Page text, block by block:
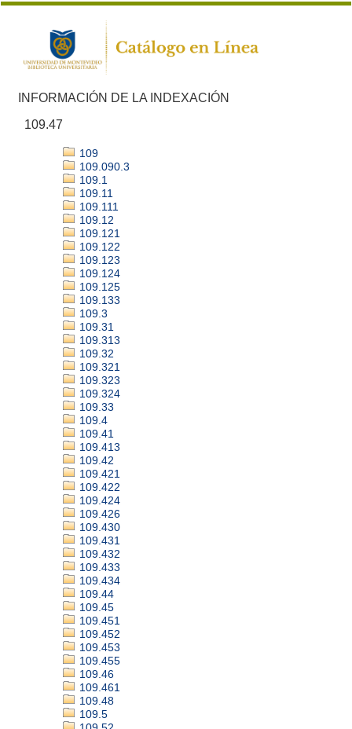
INFORMACIÓN DE LA INDEXACIÓN
109.47
109
109.090.3
109.1
109.11
109.111
109.12
109.121
109.122
109.123
109.124
109.125
109.133
109.3
109.31
109.313
109.32
109.321
109.323
109.324
109.33
109.4
109.41
109.413
109.42
109.421
109.422
109.424
109.426
109.430
109.431
109.432
109.433
109.434
109.44
109.45
109.451
109.452
109.453
109.455
109.46
109.461
109.48
109.5